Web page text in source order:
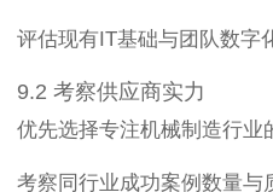
评估现有IT基础与团队数字
9.2 考察供应商实力
优先选择专注机械制造行业
考察同行业成功案例数量与